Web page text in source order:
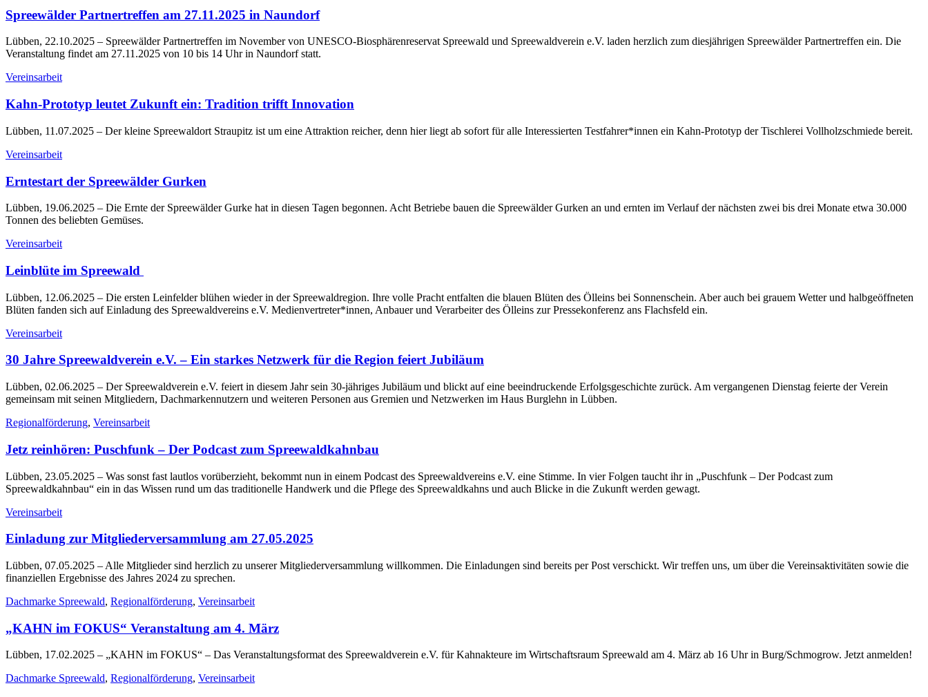
Spreewälder Partnertreffen am 27.11.2025 in Naundorf
Lübben, 22.10.2025 – Spreewälder Partnertreffen im November von UNESCO-Biosphärenreservat Spreewald und Spreewaldverein e.V. laden herzlich zum diesjährigen Spreewälder Partnertreffen ein. Die
Veranstaltung findet am 27.11.2025 von 10 bis 14 Uhr in Naundorf statt.
Vereinsarbeit
Kahn-Prototyp leutet Zukunft ein: Tradition trifft Innovation
Lübben, 11.07.2025 – Der kleine Spreewaldort Straupitz ist um eine Attraktion reicher, denn hier liegt ab sofort für alle Interessierten Testfahrer*innen ein Kahn-Prototyp der Tischlerei Vollholzschmiede bereit.
Vereinsarbeit
Erntestart der Spreewälder Gurken
Lübben, 19.06.2025 – Die Ernte der Spreewälder Gurke hat in diesen Tagen begonnen. Acht Betriebe bauen die Spreewälder Gurken an und ernten im Verlauf der nächsten zwei bis drei Monate etwa 30.000
Tonnen des beliebten Gemüses.
Vereinsarbeit
Leinblüte im Spreewald
Lübben, 12.06.2025 – Die ersten Leinfelder blühen wieder in der Spreewaldregion. Ihre volle Pracht entfalten die blauen Blüten des Ölleins bei Sonnenschein. Aber auch bei grauem Wetter und halbgeöffneten
Blüten fanden sich auf Einladung des Spreewaldvereins e.V. Medienvertreter*innen, Anbauer und Verarbeiter des Ölleins zur Pressekonferenz ans Flachsfeld ein.
Vereinsarbeit
30 Jahre Spreewaldverein e.V. – Ein starkes Netzwerk für die Region feiert Jubiläum
Lübben, 02.06.2025 – Der Spreewaldverein e.V. feiert in diesem Jahr sein 30-jähriges Jubiläum und blickt auf eine beeindruckende Erfolgsgeschichte zurück. Am vergangenen Dienstag feierte der Verein
gemeinsam mit seinen Mitgliedern, Dachmarkennutzern und weiteren Personen aus Gremien und Netzwerken im Haus Burglehn in Lübben.
Regionalförderung, Vereinsarbeit
Jetz reinhören: Puschfunk – Der Podcast zum Spreewaldkahnbau
Lübben, 23.05.2025 – Was sonst fast lautlos vorüberzieht, bekommt nun in einem Podcast des Spreewaldvereins e.V. eine Stimme. In vier Folgen taucht ihr in „Puschfunk – Der Podcast zum
Spreewaldkahnbau“ ein in das Wissen rund um das traditionelle Handwerk und die Pflege des Spreewaldkahns und auch Blicke in die Zukunft werden gewagt.
Vereinsarbeit
Einladung zur Mitgliederversammlung am 27.05.2025
Lübben, 07.05.2025 – Alle Mitglieder sind herzlich zu unserer Mitgliederversammlung willkommen. Die Einladungen sind bereits per Post verschickt. Wir treffen uns, um über die Vereinsaktivitäten sowie die
finanziellen Ergebnisse des Jahres 2024 zu sprechen.
Dachmarke Spreewald, Regionalförderung, Vereinsarbeit
„KAHN im FOKUS“ Veranstaltung am 4. März
Lübben, 17.02.2025 – „KAHN im FOKUS“ – Das Veranstaltungsformat des Spreewaldverein e.V. für Kahnakteure im Wirtschaftsraum Spreewald am 4. März ab 16 Uhr in Burg/Schmogrow. Jetzt anmelden!
Dachmarke Spreewald, Regionalförderung, Vereinsarbeit